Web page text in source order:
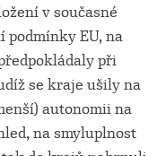
v současné
podmínky EU, na
při
se kraje ušily na
autonomii na
na smyluplnost